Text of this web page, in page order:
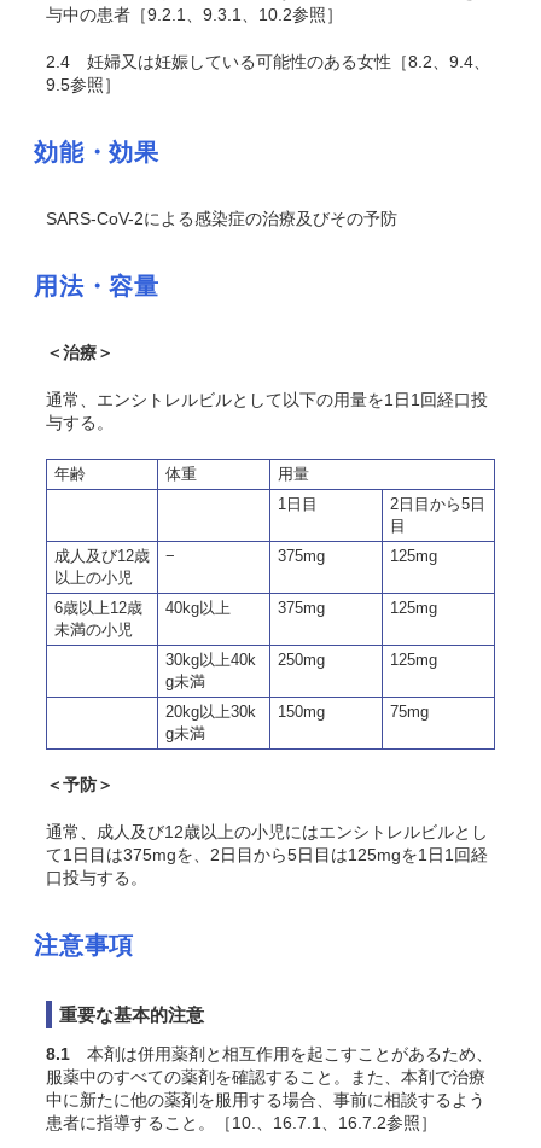
与中の患者［9.2.1、9.3.1、10.2参照］
2.4 妊婦又は妊娠している可能性のある女性［8.2、9.4、
9.5参照］
効能・効果
SARS-CoV-2による感染症の治療及びその予防
用法・容量
＜治療＞
通常、エンシトレルビルとして以下の用量を1日1回経口投
与する。
年齢 体重
用量
1日目
2日目から5日
目
成人及び12歳
以上の小児
− 375mg 125mg
6歳以上12歳
未満の小児
40kg以上 375mg 125mg
30kg以上40k
g未満
250mg 125mg
20kg以上30k
g未満
150mg 75mg
＜予防＞
通常、 成人及び12歳以上の小児にはエンシトレルビルとし
て1日目は375mgを、2日目から5日目は125mgを1日1回経
口投与する。
注意事項
重要な基本的注意
8.1 本剤は併用薬剤と相互作用を起こすことがあるため、
服薬中のすべての薬剤を確認すること。また、本剤で治療
中に新たに他の薬剤を服用する場合、事前に相談するよう
患者に指導すること。［10.、16.7.1、16.7.2参照］